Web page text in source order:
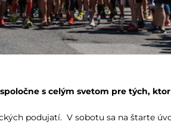
s celým svetom pre tých,
podujatí. V sobotu sa na štarte